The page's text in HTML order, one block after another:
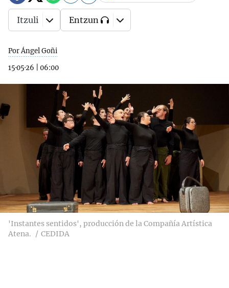
Por Ángel Goñi
15·05·26
06:00
Itzuli Entzun
'Instantes sentidos', producción de la Compañía Artística
Atena.
CEDIDA